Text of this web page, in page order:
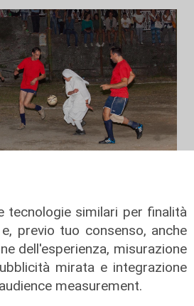
tecnologie similari per finalità
previo tuo consenso, anche
dell'esperienza, misurazione
mirata e integrazione
measurement.
agosto la partita
e suore contro